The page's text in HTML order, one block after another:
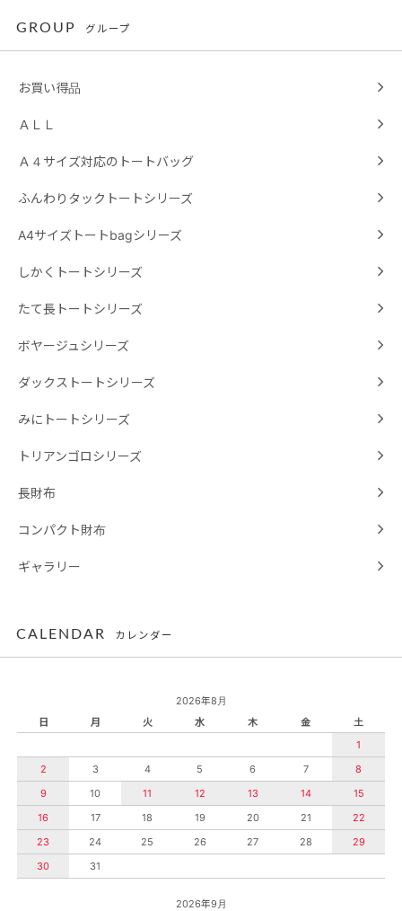
GROUP グループ
お買い得品
ＡＬＬ
Ａ４サイズ対応のトートバッグ
ふんわりタックトートシリーズ
A4サイズトートbagシリーズ
しかくトートシリーズ
たて長トートシリーズ
ボヤージュシリーズ
ダックストートシリーズ
みにトートシリーズ
トリアンゴロシリーズ
長財布
コンパクト財布
ギャラリー
CALENDAR カレンダー
2026年8月
日
月 火 水 木 金
土
1
2
3 4 5 6 7
8
9
10 11 12 13 14
15
16
17 18 19 20 21
22
23
24 25 26 27 28
29
30
31
2026年9月